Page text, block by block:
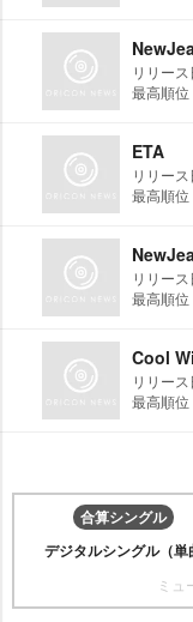
リリー
最高順
ETA
リリー
最高順
リリー
最高順
Cool
リリー
最高順
合算シングル
デジタルシングル（単
ミュ